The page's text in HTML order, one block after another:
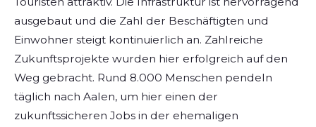
ausgebaut und die Zahl der Beschäftigten und
Einwohner steigt kontinuierlich an. Zahlreiche
Zukunftsprojekte wurden hier erfolgreich auf den
Weg gebracht. Rund 8.000 Menschen pendeln
täglich nach Aalen, um hier einen der
zukunftssicheren Jobs in der ehemaligen